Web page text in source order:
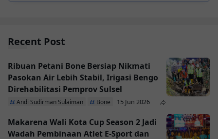
Recent Post
Ribuan Petani Bone Bersiap Nikmati
Pasokan Air Lebih Stabil, Irigasi Bengo
Direhabilitasi Pemprov Sulsel
Andi Sudirman Sulaiman Bone 15 Jun 2026
Makarena Wali Kota Cup Season 2 Jadi
Wadah Pembinaan Atlet E-Sport dan